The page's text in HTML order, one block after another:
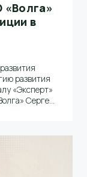
«Волга»
в
развития
«Эксперт»
Сергей